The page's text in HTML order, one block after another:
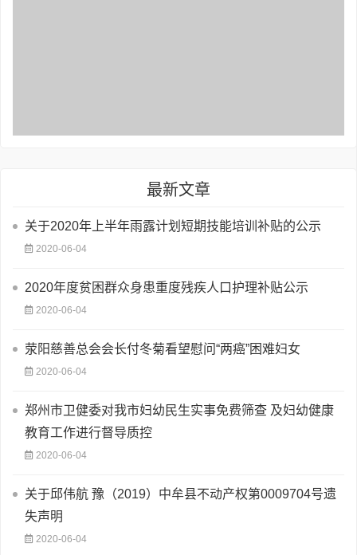
最新文章
关于2020年上半年雨露计划短期技能培训补贴的公示
2020-06-04
2020年度贫困群众身患重度残疾人口护理补贴公示
2020-06-04
荥阳慈善总会会长付冬菊看望慰问“两癌”困难妇女
2020-06-04
郑州市卫健委对我市妇幼民生实事免费筛查 及妇幼健康
教育工作进行督导质控
2020-06-04
关于邱伟航 豫（2019）中牟县不动产权第0009704号遗
失声明
2020-06-04